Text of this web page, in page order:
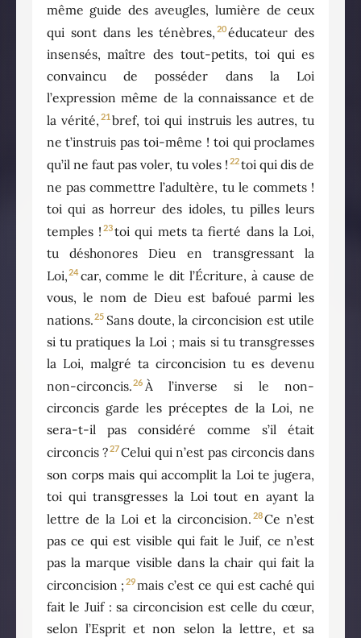
même guide des aveugles, lumière de ceux
qui sont dans les ténèbres, 20éducateur des
insensés, maître des tout-petits, toi qui es
convaincu de posséder dans la Loi
l’expression même de la connaissance et de
la vérité, 21 bref, toi qui instruis les autres, tu
ne t’instruis pas toi-même ! toi qui proclames
qu’il ne faut pas voler, tu voles ! 22toi qui dis de
ne pas commettre l’adultère, tu le commets !
toi qui as horreur des idoles, tu pilles leurs
temples ! 23toi qui mets ta fierté dans la Loi,
tu déshonores Dieu en transgressant la
Loi,24 car, comme le dit l’Écriture, à cause de
vous, le nom de Dieu est bafoué parmi les
nations.25 Sans doute, la circoncision est utile
si tu pratiques la Loi ; mais si tu transgresses
la Loi, malgré ta circoncision tu es devenu
non-circoncis.26 À l’inverse si le non-
circoncis garde les préceptes de la Loi, ne
sera-t-il pas considéré comme s’il était
circoncis ?27Celui qui n’est pas circoncis dans
son corps mais qui accomplit la Loi te jugera,
toi qui transgresses la Loi tout en ayant la
lettre de la Loi et la circoncision. 28Ce n’est
pas ce qui est visible qui fait le Juif, ce n’est
pas la marque visible dans la chair qui fait la
circoncision ; 29mais c’est ce qui est caché qui
fait le Juif : sa circoncision est celle du cœur,
selon l’Esprit et non selon la lettre, et sa